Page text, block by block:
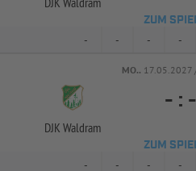
ZUM
- - - -
MO.. 17.05.2027
DJK Waldram
- : -
ZUM
- - - -